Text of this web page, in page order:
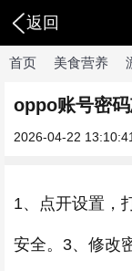
返回
首页 美食营养
oppo账号密
2026-04-22 13:10:41
1、点开设置，
安全。3、修改